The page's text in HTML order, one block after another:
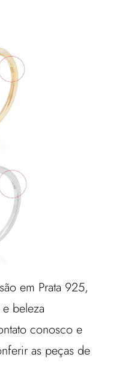
em Prata 925,
beleza
conosco e
as peças de